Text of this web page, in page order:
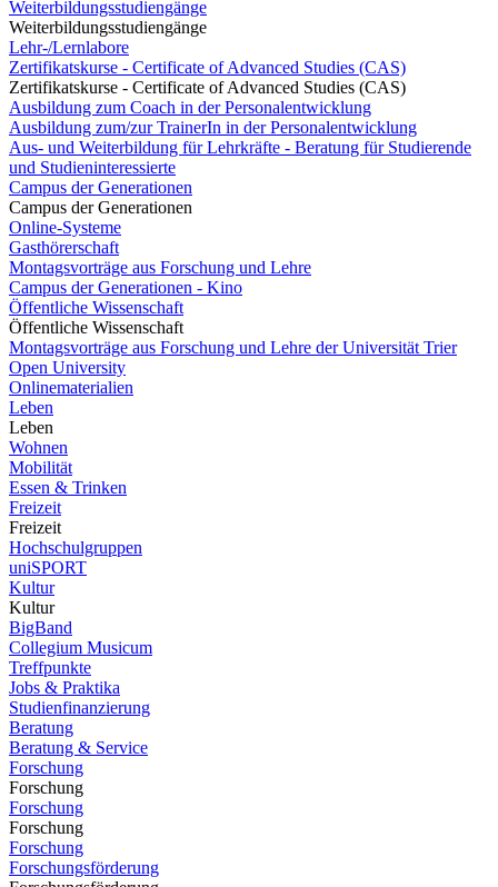
Weiterbildungsstudiengänge
Weiterbildungsstudiengänge
Lehr-/Lernlabore
Zertifikatskurse - Certificate of Advanced Studies (CAS)
Zertifikatskurse - Certificate of Advanced Studies (CAS)
Ausbildung zum Coach in der Personalentwicklung
Ausbildung zum/zur TrainerIn in der Personalentwicklung
Aus- und Weiterbildung für Lehrkräfte - Beratung für Studierende
und Studieninteressierte
Campus der Generationen
Campus der Generationen
Online-Systeme
Gasthörerschaft
Montagsvorträge aus Forschung und Lehre
Campus der Generationen - Kino
Öffentliche Wissenschaft
Öffentliche Wissenschaft
Montagsvorträge aus Forschung und Lehre der Universität Trier
Open University
Onlinematerialien
Leben
Leben
Wohnen
Mobilität
Essen & Trinken
Freizeit
Freizeit
Hochschulgruppen
uniSPORT
Kultur
Kultur
BigBand
Collegium Musicum
Treffpunkte
Jobs & Praktika
Studienfinanzierung
Beratung
Beratung & Service
Forschung
Forschung
Forschung
Forschung
Forschung
Forschungsförderung